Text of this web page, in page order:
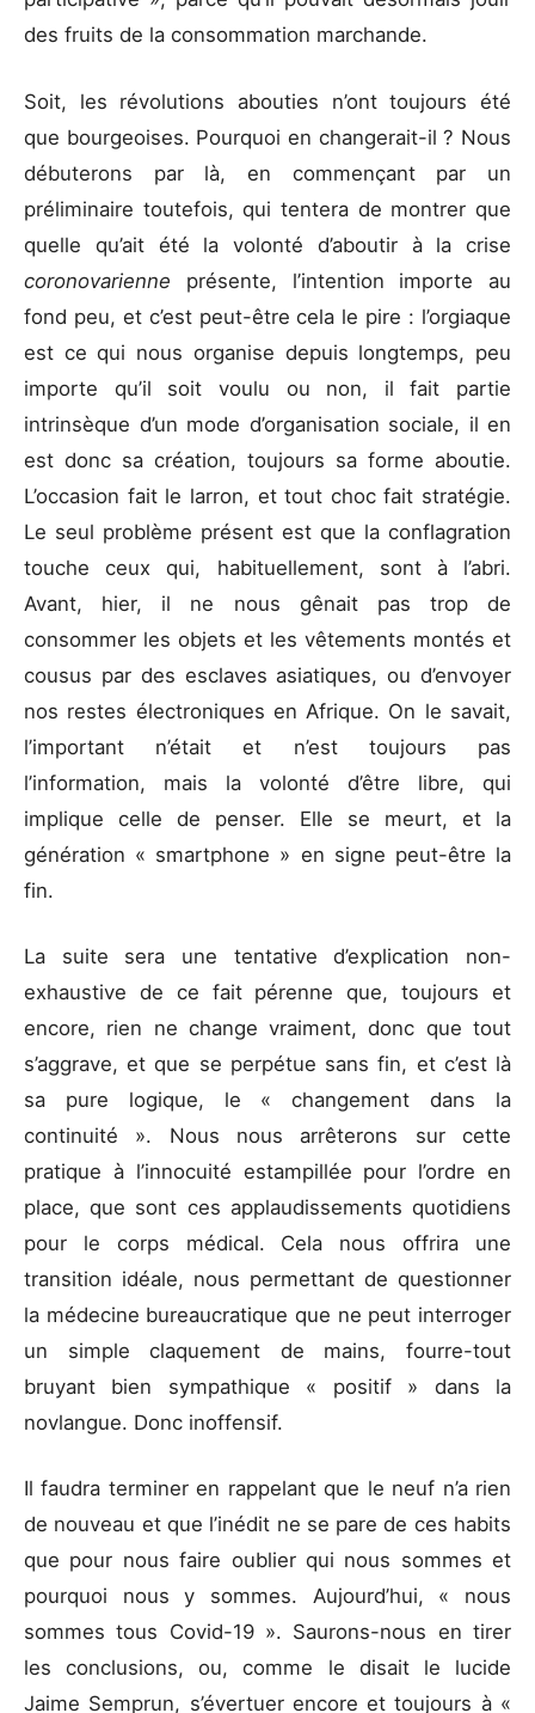
des fruits de la consommation marchande.
Soit, les révolutions abouties n’ont toujours été
que bourgeoises. Pourquoi en changerait-il ? Nous
débuterons par là, en commençant par un
préliminaire toutefois, qui tentera de montrer que
quelle qu’ait été la volonté d’aboutir à la crise
coronovarienne présente, l’intention importe au
fond peu, et c’est peut-être cela le pire : l’orgiaque
est ce qui nous organise depuis longtemps, peu
importe qu’il soit voulu ou non, il fait partie
intrinsèque d’un mode d’organisation sociale, il en
est donc sa création, toujours sa forme aboutie.
L’occasion fait le larron, et tout choc fait stratégie.
Le seul problème présent est que la conflagration
touche ceux qui, habituellement, sont à l’abri.
Avant, hier, il ne nous gênait pas trop de
consommer les objets et les vêtements montés et
cousus par des esclaves asiatiques, ou d’envoyer
nos restes électroniques en Afrique. On le savait,
l’important n’était et n’est toujours pas
l’information, mais la volonté d’être libre, qui
implique celle de penser. Elle se meurt, et la
génération « smartphone » en signe peut-être la
fin.
La suite sera une tentative d’explication non-
exhaustive de ce fait pérenne que, toujours et
encore, rien ne change vraiment, donc que tout
s’aggrave, et que se perpétue sans fin, et c’est là
sa pure logique, le « changement dans la
continuité ». Nous nous arrêterons sur cette
pratique à l’innocuité estampillée pour l’ordre en
place, que sont ces applaudissements quotidiens
pour le corps médical. Cela nous offrira une
transition idéale, nous permettant de questionner
la médecine bureaucratique que ne peut interroger
un simple claquement de mains, fourre-tout
bruyant bien sympathique « positif » dans la
novlangue. Donc inoffensif.
Il faudra terminer en rappelant que le neuf n’a rien
de nouveau et que l’inédit ne se pare de ces habits
que pour nous faire oublier qui nous sommes et
pourquoi nous y sommes. Aujourd’hui, « nous
sommes tous Covid-19 ». Saurons-nous en tirer
les conclusions, ou, comme le disait le lucide
Jaime Semprun, s’évertuer encore et toujours à «